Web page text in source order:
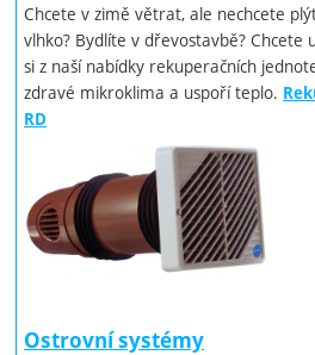
Chcete v zimě větrat, ale nechcete
vlhko? Bydlíte v dřevostavbě? Chcete
si z naší nabídky rekuperačních
zdravé mikroklima a uspoří teplo.
RD
Ostrovní systémy